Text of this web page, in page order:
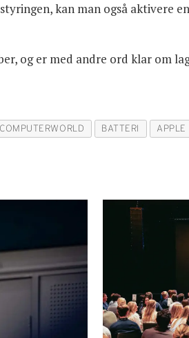
kan man også aktivere
og er med andre ord klar om
COMPUTERWORLD BATTERI APPLE